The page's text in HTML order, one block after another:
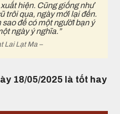
hiện. Cũng giống như
trôi qua, ngày mới lại đến.
để có một ngườI bạn ý
ngày ý nghĩa.”
Lai Lạt Ma –
18/05/2025 là tốt hay